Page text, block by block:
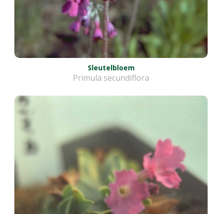
Sleutelbloem
Primula secundiflora